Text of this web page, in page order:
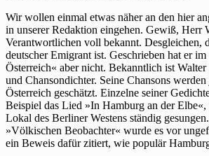
Wir wollen einmal etwas näher an den hier
in unserer Redaktion eingehen. Gewiß, Herr
Verantwortlichen voll bekannt. Desgleichen,
deutscher Emigrant ist. Geschrieben hat er
Österreich« aber nicht. Bekanntlich ist
und Chansondichter. Seine Chansons
Österreich geschätzt. Einzelne seiner
Beispiel das Lied »In Hamburg an der
Lokal des Berliner Westens ständig
»Völkischen Beobachter« wurde es vor
ein Beweis dafür zitiert, wie populär